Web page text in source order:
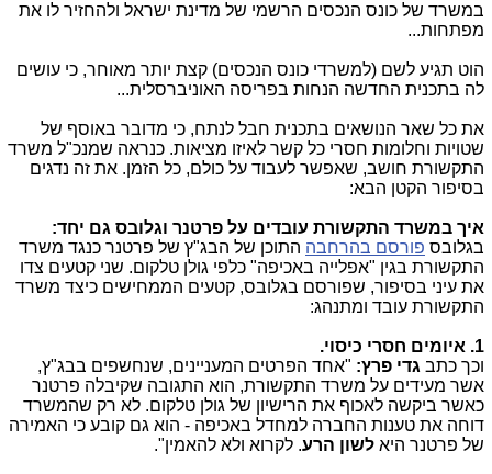
במשרד של כונס הנכסים הרשמי של מדינת ישראל ולהחזיר לו את
מפתחות...
הוט תגיע לשם (למשרדי כונס הנכסים) קצת יותר מאוחר, כי עושים
לה בתכנית החדשה הנחות בפריסה האוניברסלית...
את כל שאר הנושאים בתכנית חבל לנתח, כי מדובר באוסף של
שטויות וחלומות חסרי כל קשר לאיזו מציאות. כנראה שמנכ"ל משרד
התקשורת חושב, שאפשר לעבוד על כולם, כל הזמן. את זה נדגים
בסיפור הקטן הבא:
איך במשרד התקשורת עובדים על פרטנר וגלובס גם יחד:
בגלובס פורסם בהרחבה התוכן של הבג"ץ של פרטנר כנגד משרד
התקשורת בגין "אפלייה באכיפה" כלפי גולן טלקום. שני קטעים צדו
את עיני בסיפור, שפורסם בגלובס, קטעים הממחישים כיצד משרד
התקשורת עובד ומתנהג:
1. איומים חסרי כיסוי.
וכך כתב גדי פרץ: "אחד הפרטים המעניינים, שנחשפים בבג"ץ,
אשר מעידים על משרד התקשורת, הוא התגובה שקיבלה פרטנר
כאשר ביקשה לאכוף את הרישיון של גולן טלקום. לא רק שהמשרד
דוחה את טענות החברה למחדל באכיפה - הוא גם קובע כי האמירה
של פרטנר היא לשון הרע. לקרוא ולא להאמין".